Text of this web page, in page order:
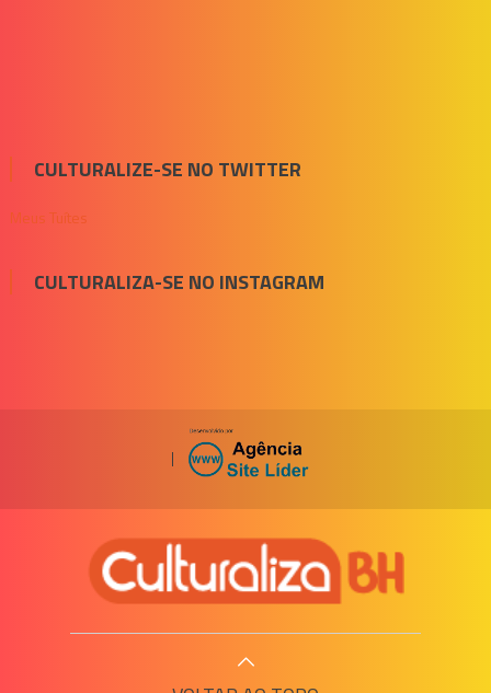
CULTURALIZE-SE NO TWITTER
Meus Tuítes
CULTURALIZA-SE NO INSTAGRAM
|